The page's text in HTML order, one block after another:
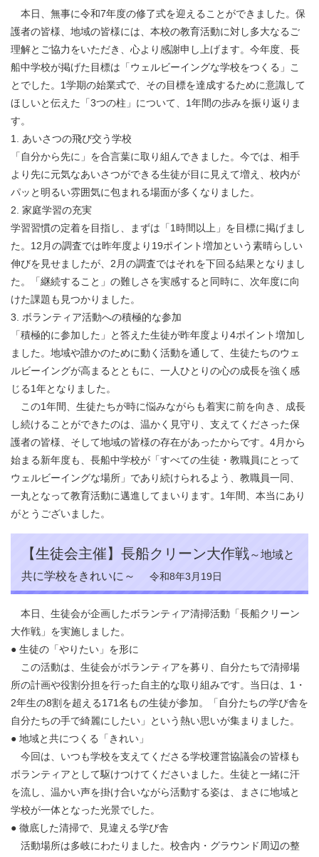
本日、無事に令和7年度の修了式を迎えることができました。保
護者の皆様、地域の皆様には、本校の教育活動に対し多大なるご
理解とご協力をいただき、心より感謝申し上げます。今年度、長
船中学校が掲げた目標は「ウェルビーイングな学校をつくる」こ
とでした。1学期の始業式で、その目標を達成するために意識して
ほしいと伝えた「3つの柱」について、1年間の歩みを振り返りま
す。
1. あいさつの飛び交う学校
「自分から先に」を合言葉に取り組んできました。今では、相手
より先に元気なあいさつができる生徒が目に見えて増え、校内が
パッと明るい雰囲気に包まれる場面が多くなりました。
2. 家庭学習の充実
学習習慣の定着を目指し、まずは「1時間以上」を目標に掲げまし
た。12月の調査では昨年度より19ポイント増加という素晴らしい
伸びを見せましたが、2月の調査ではそれを下回る結果となりまし
た。「継続すること」の難しさを実感すると同時に、次年度に向
けた課題も見つかりました。
3. ボランティア活動への積極的な参加
「積極的に参加した」と答えた生徒が昨年度より4ポイント増加し
ました。地域や誰かのために動く活動を通して、生徒たちのウェ
ルビーイングが高まるとともに、一人ひとりの心の成長を強く感
じる1年となりました。
この1年間、生徒たちが時に悩みながらも着実に前を向き、成長
し続けることができたのは、温かく見守り、支えてくださった保
護者の皆様、そして地域の皆様の存在があったからです。4月から
始まる新年度も、長船中学校が「すべての生徒・教職員にとって
ウェルビーイングな場所」であり続けられるよう、教職員一同、
一丸となって教育活動に邁進してまいります。1年間、本当にあり
がとうございました。​
【生徒会主催】長船クリーン大作戦～地域と
共に学校をきれいに～
令和8年3月19日
本日、生徒会が企画したボランティア清掃活動「長船クリーン
大作戦」を実施しました。
● 生徒の「やりたい」を形に
この活動は、生徒会がボランティアを募り、自分たちで清掃場
所の計画や役割分担を行った自主的な取り組みです。当日は、1・
2年生の8割を超える171名もの生徒が参加。「自分たちの学び舎を
自分たちの手で綺麗にしたい」という熱い思いが集まりました。
● 地域と共につくる「きれい」
今回は、いつも学校を支えてくださる学校運営協議会の皆様も
ボランティアとして駆けつけてくださいました。生徒と一緒に汗
を流し、温かい声を掛け合いながら活動する姿は、まさに地域と
学校が一体となった光景でした。
● 徹底した清掃で、見違える学び舎
活動場所は多岐にわたりました。校舎内・グラウンド周辺の整